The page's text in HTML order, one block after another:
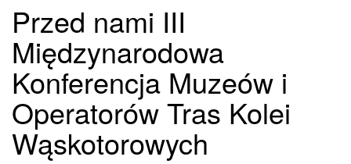
Przed nami III
Międzynarodowa
Konferencja Muzeów i
Operatorów Tras Kolei
Wąskotorowych